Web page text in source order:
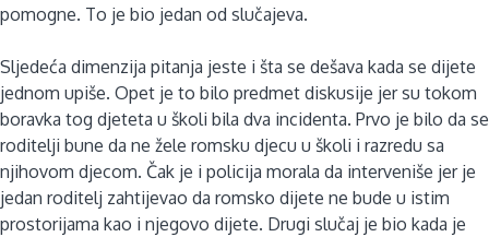
pomogne. To je bio jedan od slučajeva.
Sljedeća dimenzija pitanja jeste i šta se dešava kada se dijete
jednom upiše. Opet je to bilo predmet diskusije jer su tokom
boravka tog djeteta u školi bila dva incidenta. Prvo je bilo da se
roditelji bune da ne žele romsku djecu u školi i razredu sa
njihovom djecom. Čak je i policija morala da interveniše jer je
jedan roditelj zahtijevao da romsko dijete ne bude u istim
prostorijama kao i njegovo dijete. Drugi slučaj je bio kada je